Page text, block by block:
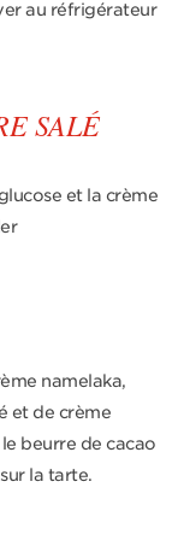
au réfrigérateur
SALÉ
et la crème
namelaka,
et de crème
beurre de cacao
la tarte.